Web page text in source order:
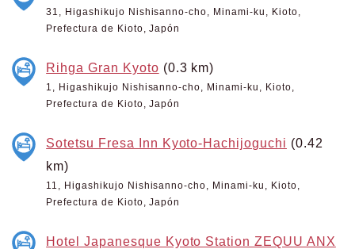
31, Higashikujo Nishisanno-cho, Minami-ku, Kioto,
Prefectura de Kioto, Japón
Rihga Gran Kyoto (0.3 km)
1, Higashikujo Nishisanno-cho, Minami-ku, Kioto,
Prefectura de Kioto, Japón
Sotetsu Fresa Inn Kyoto-Hachijoguchi (0.42
km)
11, Higashikujo Nishisanno-cho, Minami-ku, Kioto,
Prefectura de Kioto, Japón
Hotel Japanesque Kyoto Station ZEQUU ANX